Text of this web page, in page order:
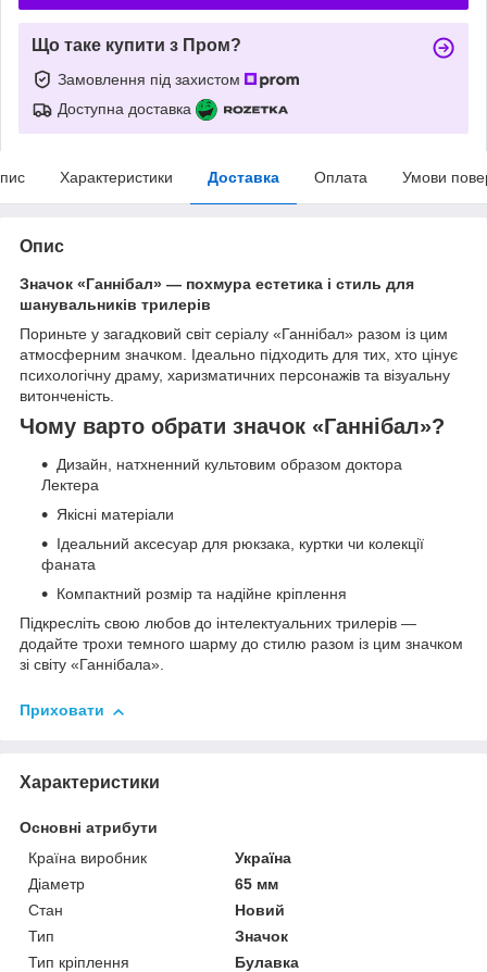
Що таке купити з Пром?
Замовлення під захистом
Доступна доставка
Характеристики Доставка Оплата Умови
Опис
Значок «Ганнібал» — похмура естетика і стиль для
шанувальників трилерів
Пориньте у загадковий світ серіалу «Ганнібал» разом із цим
атмосферним значком. Ідеально підходить для тих, хто цінує
психологічну драму, харизматичних персонажів та візуальну
витонченість.
Чому варто обрати значок «Ганнібал»?
Дизайн, натхненний культовим образом доктора
Лектера
Якісні матеріали
Ідеальний аксесуар для рюкзака, куртки чи колекції
фаната
Компактний розмір та надійне кріплення
Підкресліть свою любов до інтелектуальних трилерів —
додайте трохи темного шарму до стилю разом із цим значком
зі світу «Ганнібала».
Приховати
Характеристики
Основні атрибути
Країна виробник
Україна
Діаметр
65 мм
Стан
Новий
Тип
Значок
Тип кріплення
Булавка